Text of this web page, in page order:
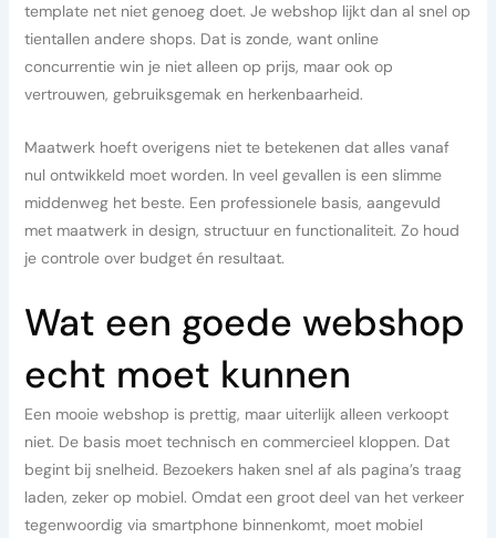
template net niet genoeg doet. Je webshop lijkt dan al snel op
tientallen andere shops. Dat is zonde, want online
concurrentie win je niet alleen op prijs, maar ook op
vertrouwen, gebruiksgemak en herkenbaarheid.
Maatwerk hoeft overigens niet te betekenen dat alles vanaf
nul ontwikkeld moet worden. In veel gevallen is een slimme
middenweg het beste. Een professionele basis, aangevuld
met maatwerk in design, structuur en functionaliteit. Zo houd
je controle over budget én resultaat.
Wat een goede webshop
echt moet kunnen
Een mooie webshop is prettig, maar uiterlijk alleen verkoopt
niet. De basis moet technisch en commercieel kloppen. Dat
begint bij snelheid. Bezoekers haken snel af als pagina’s traag
laden, zeker op mobiel. Omdat een groot deel van het verkeer
tegenwoordig via smartphone binnenkomt, moet mobiel